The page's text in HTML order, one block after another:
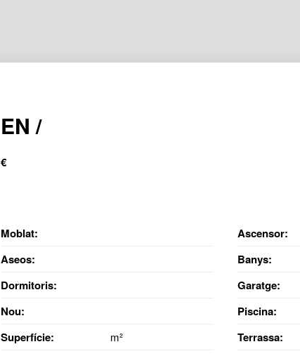
EN /
€
Moblat:
Ascensor:
Aseos:
Banys:
Dormitoris:
Garatge:
Nou:
Piscina:
Superfície:
m² Terrassa: